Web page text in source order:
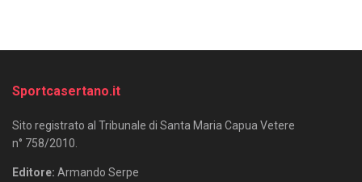
Sportcasertano.it
Sito registrato al Tribunale di Santa Maria Capua Vetere
n° 758/2010.
Editore: Armando Serpe